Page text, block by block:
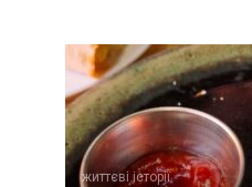
життєві історії